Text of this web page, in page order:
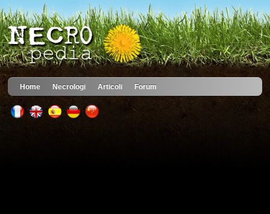
Home Necrologi Articoli Forum